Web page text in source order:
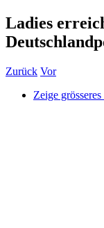
Ladies
Zurück Vor
Zeige